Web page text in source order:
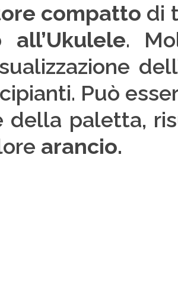
compatto di
all’Ukulele.
Può
paletta,
arancio.